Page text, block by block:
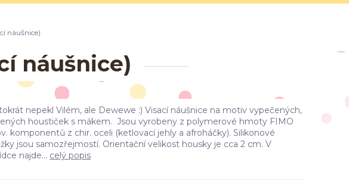
náušnice)
náušnice)
nepekl Vilém, ale Dewewe :) Visací náušnice na motiv vypečených,
houstiček s mákem. Jsou vyrobeny z polymerové hmoty FIMO
komponentů z chir. oceli (ketlovací jehly a afroháčky). Silikonové
jsou samozřejmostí. Orientační velikost housky je cca 2 cm. V
najde... celý popis